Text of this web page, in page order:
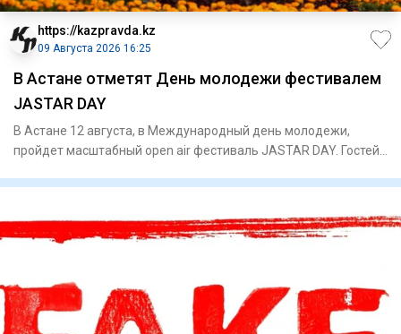
https://kazpravda.kz
09 Августа 2026 16:25
В Астане отметят День молодежи фестивалем
JASTAR DAY
В Астане 12 августа, в Международный день молодежи,
пройдет масштабный open air фестиваль JASTAR DAY. Гостей